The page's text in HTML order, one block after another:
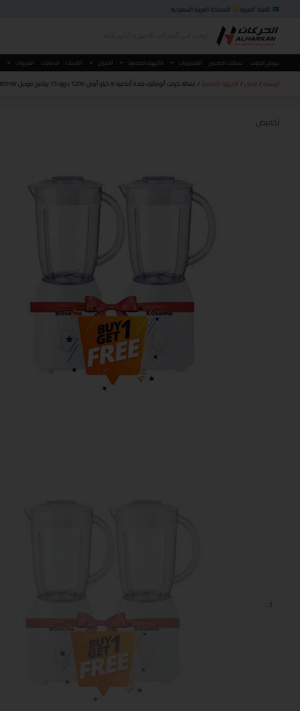
اللغة: العربية المملكة العربية السعودية
عروض الصيف غسالات الصحون التلفزيونات الأجهزة الصغيرة الافران الثلاجات الدفايات الفريزرات
الرئيسية/ المتجر / الأجهزة الصغيرة/ غسالة كرفت أتوماتيك فتحة أمامية 8 كيلو أبيض 1200 دورة 15 برنامج موديل CWF80HW
تخفيض